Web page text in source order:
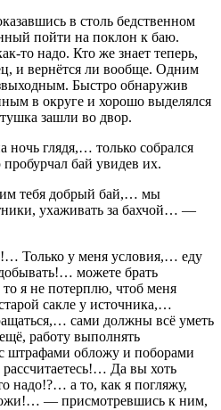
в столь бедственном
пойти на поклон к баю.
то надо. Кто же знает теперь,
и вернётся ли вообще. Одним
Быстро обнаружив
в округе и хорошо выделялся
зашли во двор.
глядя,… только собрался
бай увидев их.
тебя добрый бай,… мы
ухаживать за бахчой… —
Только у меня условия,… еду
можете брать
я не потерплю, чтоб меня
сакле у источника,…
сами должны всё уметь
работу выполнять
штрафами обложу и поборами
Да вы хоть
надо!?… а то, как я погляжу,
— присмотревшись к ним,